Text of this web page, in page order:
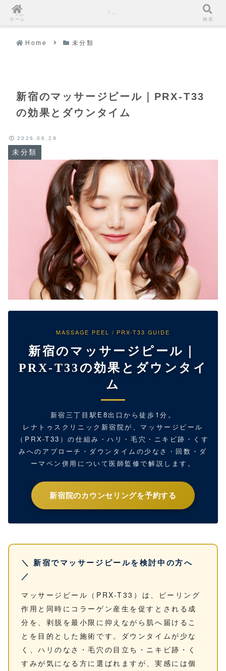
Home 未分類
新宿のマッサージピール｜PRX-T33
の効果とダウンタイム
未分類
2026.06.29
MASSAGE PEEL / PRX-T33 GUIDE
新宿のマッサージピール｜
PRX-T33の効果とダウンタイ
ム
新宿三丁目駅E8出口から徒歩1分。
レナトゥスクリニック新宿院が、マッサージピール
（PRX-T33）の仕組み・ハリ・毛穴・ニキビ跡・くす
みへのアプローチ・ダウンタイムの少なさ・回数・ダ
ーマペン併用について医師監修で解説します。
新宿院のカウンセリングを予約する
＼ 新宿でマッサージピールを検討中の方へ
／
マッサージピール（PRX-T33）は、ピーリング
作用と同時にコラーゲン産生を促すとされる成
分を、剥脱を最小限に抑えながら肌へ届けるこ
とを目的とした施術です。ダウンタイムが少な
く、ハリのなさ・毛穴の目立ち・ニキビ跡・く
すみが気になる方に選ばれますが、実感には個
ホーム 検索